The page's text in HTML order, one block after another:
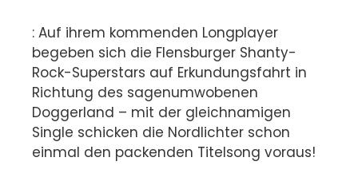
: Auf ihrem kommenden Longplayer
begeben sich die Flensburger Shanty-
Rock-Superstars auf Erkundungsfahrt in
Richtung des sagenumwobenen
Doggerland – mit der gleichnamigen
Single schicken die Nordlichter schon
einmal den packenden Titelsong voraus!